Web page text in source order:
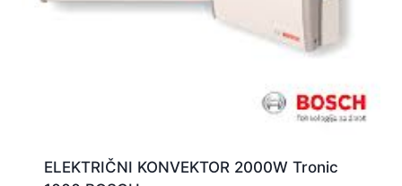
ELEKTRIČNI KONVEKTOR 2000W Tronic